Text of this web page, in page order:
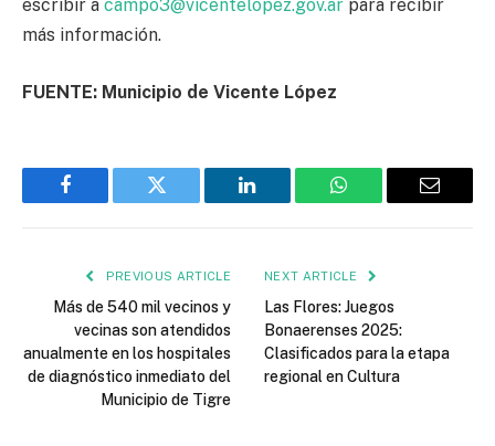
escribir a campo3@vicentelopez.gov.ar para recibir
más información.
FUENTE: Municipio de Vicente López
Facebook Twitter LinkedIn WhatsApp Email
PREVIOUS ARTICLE
Más de 540 mil vecinos y
vecinas son atendidos
anualmente en los hospitales
de diagnóstico inmediato del
Municipio de Tigre
NEXT ARTICLE
Las Flores: Juegos
Bonaerenses 2025:
Clasificados para la etapa
regional en Cultura